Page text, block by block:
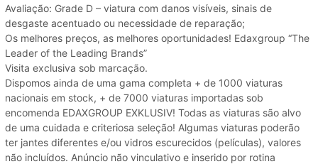
Avaliação: Grade D – viatura com danos visíveis, sinais de
desgaste acentuado ou necessidade de reparação;
Os melhores preços, as melhores oportunidades! Edaxgroup “The
Leader of the Leading Brands”
Visita exclusiva sob marcação.
Dispomos ainda de uma gama completa + de 1000 viaturas
nacionais em stock, + de 7000 viaturas importadas sob
encomenda EDAXGROUP EXKLUSIV! Todas as viaturas são alvo
de uma cuidada e criteriosa seleção! Algumas viaturas poderão
ter jantes diferentes e/ou vidros escurecidos (películas), valores
não incluídos. Anúncio não vinculativo e inserido por rotina